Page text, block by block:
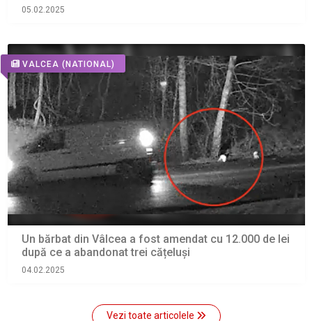
05.02.2025
VALCEA (NATIONAL)
Un bărbat din Vâlcea a fost amendat cu 12.000 de lei
după ce a abandonat trei cățeluși
04.02.2025
Vezi toate articolele